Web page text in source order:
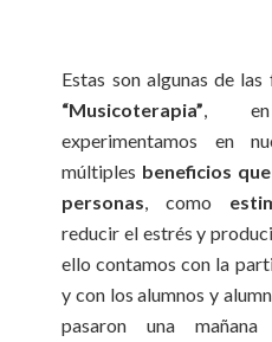
Estas son algunas de
“Musicoterapia”, en
experimentamos en
múltiples beneficios
personas, como
reducir el estrés y
ello contamos con la
y con los alumnos y
pasaron una